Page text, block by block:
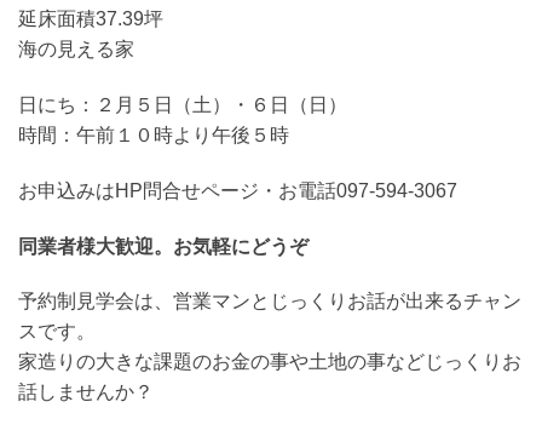
延床面積37.39坪
海の見える家
日にち：２月５日（土）・６日（日）
時間：午前１０時より午後５時
お申込みはHP問合せページ・お電話097-594-3067
同業者様大歓迎。お気軽にどうぞ
予約制見学会は、営業マンとじっくりお話が出来るチャン
スです。
家造りの大きな課題のお金の事や土地の事などじっくりお
話しませんか？